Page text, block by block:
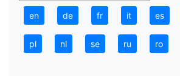
en de fr it es
pl nl se ru ro